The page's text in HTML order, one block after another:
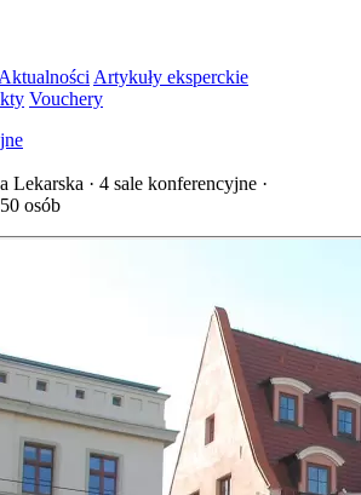
Aktualności Artykuły eksperckie
Vouchery
Lekarska · 4 sale konferencyjne ·
osób